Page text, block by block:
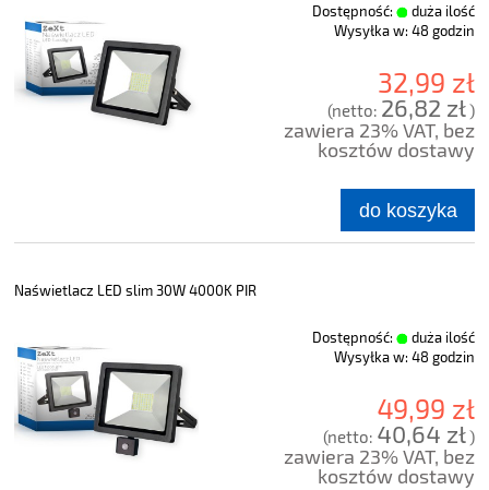
Dostępność:
duża ilość
Wysyłka w: 48 godzin
32,99 zł
(netto: 26,82 zł)
zawiera 23% VAT, bez
kosztów dostawy
do koszyka
Naświetlacz LED slim 30W 4000K PIR
Dostępność:
duża ilość
Wysyłka w: 48 godzin
49,99 zł
(netto: 40,64 zł)
zawiera 23% VAT, bez
kosztów dostawy